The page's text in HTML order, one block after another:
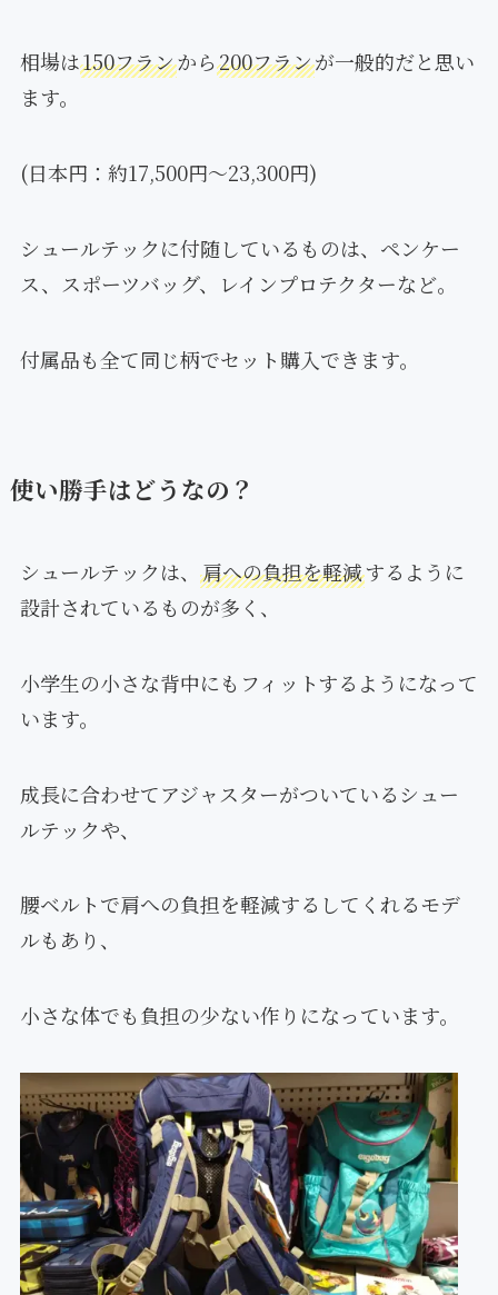
相場は150フランから200フランが一般的だと思い
ます。
(日本円：約17,500円〜23,300円)
シュールテックに付随しているものは、ペンケー
ス、スポーツバッグ、レインプロテクターなど。
付属品も全て同じ柄でセット購入できます。
使い勝手はどうなの？
シュールテックは、 肩への負担を軽減するように
設計されているものが多く、
小学生の小さな背中にもフィットするようになって
います。
成長に合わせてアジャスターがついているシュー
ルテックや、
腰ベルトで肩への負担を軽減するしてくれるモデ
ルもあり、
小さな体でも負担の少ない作りになっています。